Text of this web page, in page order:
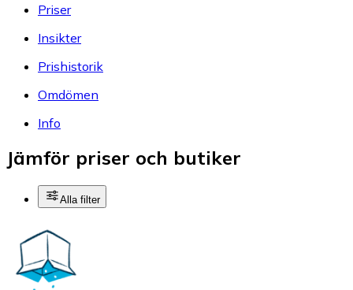
Priser
Insikter
Prishistorik
Omdömen
Info
Jämför priser och butiker
Alla filter